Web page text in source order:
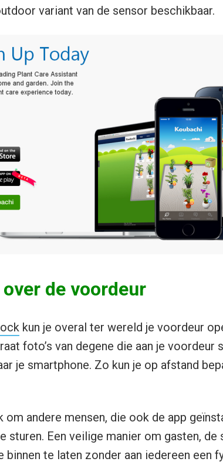
variant van de sensor beschikbaar.
de voordeur
kun je overal ter wereld je voordeur
foto’s van degene die aan je voordeur
je smartphone. Zo kun je op afstand
andere mensen, die ook de app
sturen. Een veilige manier om gasten,
binnen te laten zonder aan iedereen een